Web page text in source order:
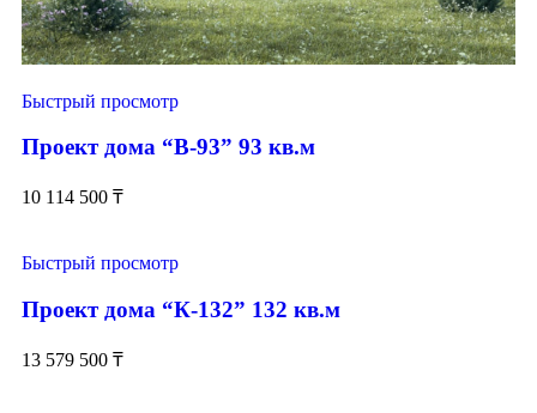
Быстрый просмотр
Проект дома “В-93” 93 кв.м
10 114 500 ₸
Быстрый просмотр
Проект дома “К-132” 132 кв.м
13 579 500 ₸